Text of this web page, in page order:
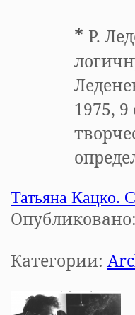
* Р.
1975,
Татьяна Кацко.
Категории: